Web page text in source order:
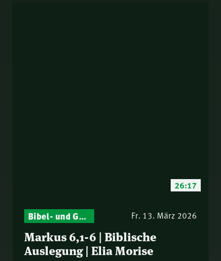
26:17
Bibel- und Gebetsstunde – Jeden Donnerstag neu: Vers-für-Vers-Auslegungen Fr. 13. März 2026
Markus 6,1-6 | Biblische
Auslegung | Elia Morise